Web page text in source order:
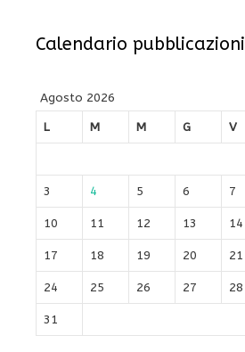
Calendario pubblicazioni
Agosto 2026
L
M M G V
3 4 5 6 7
10 11 12 13 14
17 18 19 20 21
24 25 26 27 28
31